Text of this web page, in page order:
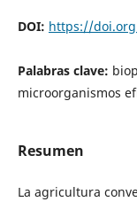
DOI: https://
Palabras clave:
microorganismos
Resumen
La agricultura